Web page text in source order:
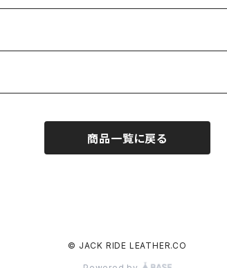
商品一覧に戻る
© JACK RIDE LEATHER.CO